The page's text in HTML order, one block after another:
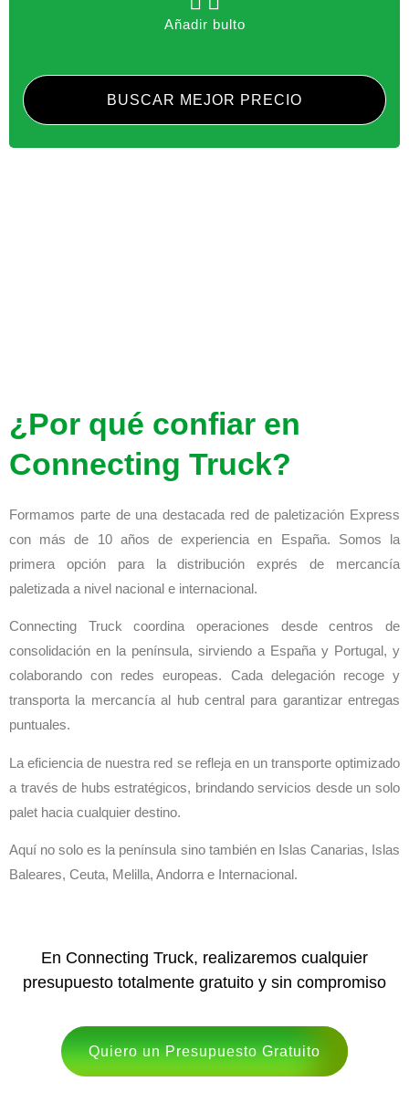
Añadir bulto
BUSCAR MEJOR PRECIO
¿Por qué confiar en
Connecting Truck?
Formamos parte de una destacada red de paletización Express
con más de 10 años de experiencia en España. Somos la
primera opción para la distribución exprés de mercancía
paletizada a nivel nacional e internacional.
Connecting Truck coordina operaciones desde centros de
consolidación en la península, sirviendo a España y Portugal, y
colaborando con redes europeas. Cada delegación recoge y
transporta la mercancía al hub central para garantizar entregas
puntuales.
La eficiencia de nuestra red se refleja en un transporte optimizado
a través de hubs estratégicos, brindando servicios desde un solo
palet hacia cualquier destino.
Aquí no solo es la península sino también en Islas Canarias, Islas
Baleares, Ceuta, Melilla, Andorra e Internacional.
En Connecting Truck, realizaremos cualquier
presupuesto totalmente gratuito y sin compromiso
Quiero un Presupuesto Gratuito